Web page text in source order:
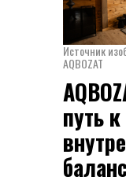
Источник
AQBOZAT
путь к